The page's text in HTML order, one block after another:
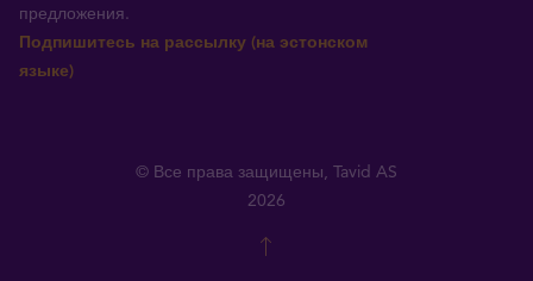
предложения.
Подпишитесь на рассылку (на эстонском
языке)
© Все права защищены, Tavid AS
2026